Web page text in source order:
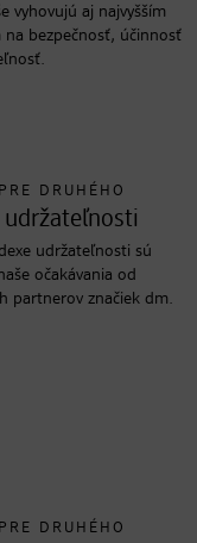
vyhovujú aj najvyšším
na bezpečnosť, účinnosť
DRUHÉHO
udržateľnosti
udržateľnosti sú
očakávania od
partnerov značiek dm.
DRUHÉHO